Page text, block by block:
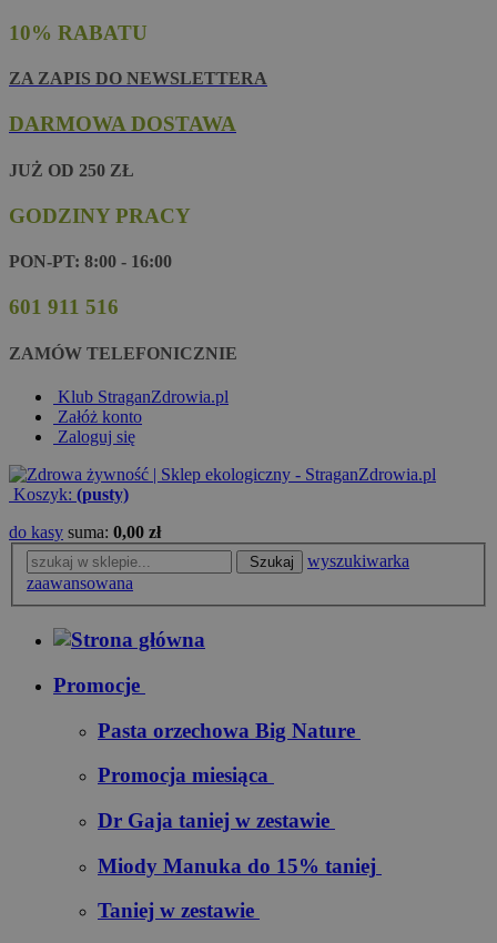
10% RABATU
ZA ZAPIS DO NEWSLETTERA
DARMOWA DOSTAWA
JUŻ OD 250 ZŁ
GODZINY PRACY
PON-PT: 8:00 - 16:00
601 911 516
ZAMÓW TELEFONICZNIE
Klub StraganZdrowia.pl
Załóż konto
Zaloguj się
Koszyk: (pusty)
do kasy suma: 0,00 zł
Szukaj
wyszukiwarka
zaawansowana
Promocje
Pasta orzechowa Big Nature
Promocja miesiąca
Dr Gaja taniej w zestawie
Miody Manuka do 15% taniej
Taniej w zestawie